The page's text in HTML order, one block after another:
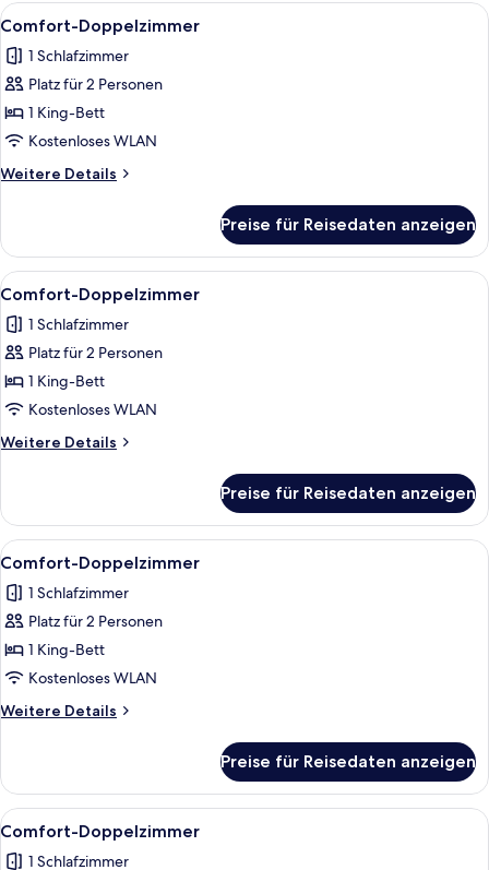
Alle
Fotos
für
Comfort-
Doppelzimmer
anzeigen
1 Schlafzimmer, kostenloses WLAN,
9
Comfort-Doppelzimmer
1 Schlafzimmer
Platz für 2 Personen
1 King-Bett
Kostenloses WLAN
Weitere Details
Weitere
Doppelzimmer
Preise für Reisedaten anzeigen
Alle
Fotos
für
Comfort-
Doppelzimmer
anzeigen
1 Schlafzimmer, kostenloses WLAN,
9
Comfort-Doppelzimmer
1 Schlafzimmer
Platz für 2 Personen
1 King-Bett
Kostenloses WLAN
Weitere Details
Weitere
Doppelzimmer
Preise für Reisedaten anzeigen
Alle
Fotos
für
Comfort-
Doppelzimmer
anzeigen
1 Schlafzimmer, kostenloses WLAN,
9
Comfort-Doppelzimmer
1 Schlafzimmer
Platz für 2 Personen
1 King-Bett
Kostenloses WLAN
Weitere Details
Weitere
Doppelzimmer
Preise für Reisedaten anzeigen
Alle
Fotos
1 Schlafzimmer, kostenloses WLAN,
9
Comfort-Doppelzimmer
1 Schlafzimmer